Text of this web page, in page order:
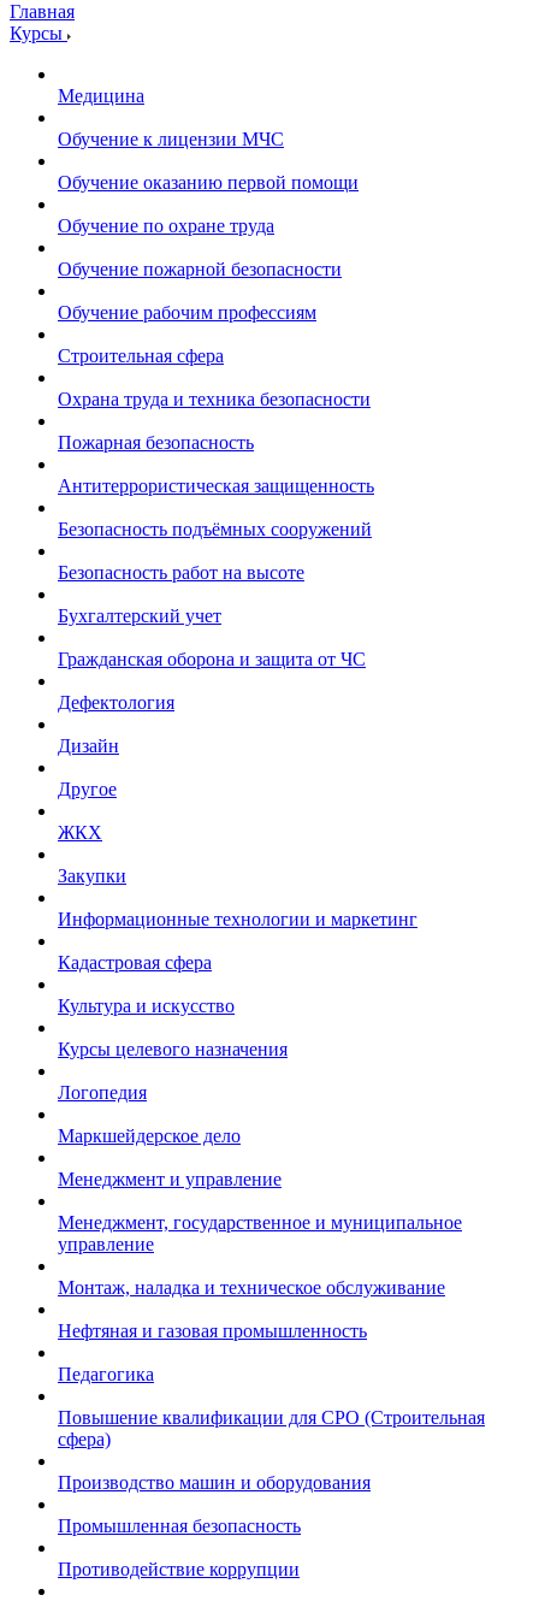
Главная
Курсы
Медицина
Обучение к лицензии МЧС
Обучение оказанию первой помощи
Обучение по охране труда
Обучение пожарной безопасности
Обучение рабочим профессиям
Строительная сфера
Охрана труда и техника безопасности
Пожарная безопасность
Антитеррористическая защищенность
Безопасность подъёмных сооружений
Безопасность работ на высоте
Бухгалтерский учет
Гражданская оборона и защита от ЧС
Дефектология
Дизайн
Другое
ЖКХ
Закупки
Информационные технологии и маркетинг
Кадастровая сфера
Культура и искусство
Курсы целевого назначения
Логопедия
Маркшейдерское дело
Менеджмент и управление
Менеджмент, государственное и муниципальное
управление
Монтаж, наладка и техническое обслуживание
Нефтяная и газовая промышленность
Педагогика
Повышение квалификации для СРО (Строительная
сфера)
Производство машин и оборудования
Промышленная безопасность
Противодействие коррупции